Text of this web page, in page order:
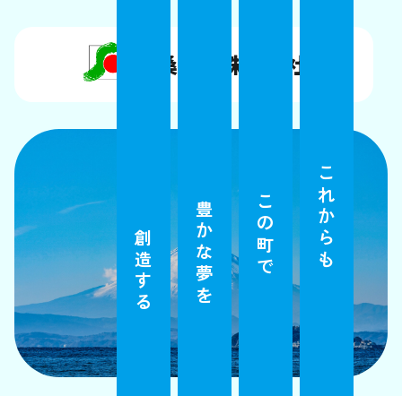
扶桑建設株式会社
これからも
この町で
豊かな夢を
創造する